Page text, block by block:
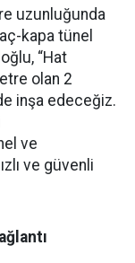
uzunluğunda
kapa tünel
“Hat
olan 2
inşa edeceğiz.
ve
ve güvenli